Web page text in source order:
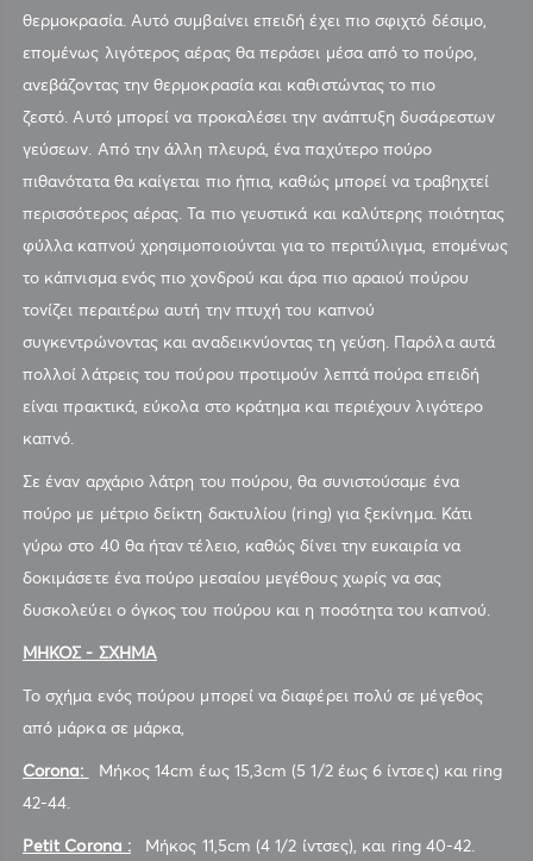
θερμοκρασία. Αυτό συμβαίνει επειδή έχει πιο σφιχτό δέσιμο,
επομένως λιγότερος αέρας θα περάσει μέσα από το πούρο,
ανεβάζοντας την θερμοκρασία και καθιστώντας το πιο
ζεστό. Αυτό μπορεί να προκαλέσει την ανάπτυξη δυσάρεστων
γεύσεων. Από την άλλη πλευρά, ένα παχύτερο πούρο
πιθανότατα θα καίγεται πιο ήπια, καθώς μπορεί να τραβηχτεί
περισσότερος αέρας. Τα πιο γευστικά και καλύτερης ποιότητας
φύλλα καπνού χρησιμοποιούνται για το περιτύλιγμα, επομένως
το κάπνισμα ενός πιο χονδρού και άρα πιο αραιού πούρου
τονίζει περαιτέρω αυτή την πτυχή του καπνού
συγκεντρώνοντας και αναδεικνύοντας τη γεύση. Παρόλα αυτά
πολλοί λάτρεις του πούρου προτιμούν λεπτά πούρα επειδή
είναι πρακτικά, εύκολα στο κράτημα και περιέχουν λιγότερο
καπνό.
Σε έναν αρχάριο λάτρη του πούρου, θα συνιστούσαμε ένα
πούρο με μέτριο δείκτη δακτυλίου (ring) για ξεκίνημα. Κάτι
γύρω στο 40 θα ήταν τέλειο, καθώς δίνει την ευκαιρία να
δοκιμάσετε ένα πούρο μεσαίου μεγέθους χωρίς να σας
δυσκολεύει ο όγκος του πούρου και η ποσότητα του καπνού.
ΜΗΚΟΣ - ΣΧΗΜΑ
Το σχήμα ενός πούρου μπορεί να διαφέρει πολύ σε μέγεθος
από μάρκα σε μάρκα,
Corona:
Μήκος 14cm έως 15,3cm (5 1/2 έως 6 ίντσες) και ring
42-44.
Petit Corona :Μήκος 11,5cm (4 1/2 ίντσες), και ring 40-42.